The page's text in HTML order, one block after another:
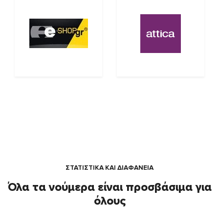
ΣΤΑΤΙΣΤΙΚΑ ΚΑΙ ΔΙΑΦΑΝΕΙΑ
Όλα τα νούμερα είναι προσβάσιμα για
όλους